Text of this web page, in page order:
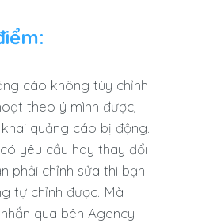
cáo không tùy chỉnh
theo ý mình được,
quảng cáo bị động.
yêu cầu hay thay đổi
phải chỉnh sửa thì bạn
tự chỉnh được. Mà
qua bên Agency